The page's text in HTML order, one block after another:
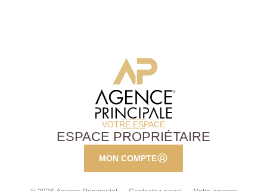
VOTRE ESPACE
ESPACE PROPRIÉTAIRE
MON COMPTE